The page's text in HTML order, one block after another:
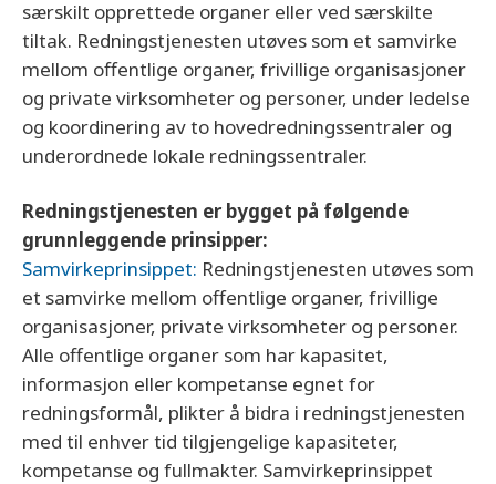
særskilt opprettede organer eller ved særskilte
tiltak. Redningstjenesten utøves som et samvirke
mellom offentlige organer, frivillige organisasjoner
og private virksomheter og personer, under ledelse
og koordinering av to hovedredningssentraler og
underordnede lokale redningssentraler.
Redningstjenesten er bygget på følgende
grunnleggende prinsipper:
Samvirkeprinsippet: Redningstjenesten utøves som
et samvirke mellom offentlige organer, frivillige
organisasjoner, private virksomheter og personer.
Alle offentlige organer som har kapasitet,
informasjon eller kompetanse egnet for
redningsformål, plikter å bidra i redningstjenesten
med til enhver tid tilgjengelige kapasiteter,
kompetanse og fullmakter. Samvirkeprinsippet